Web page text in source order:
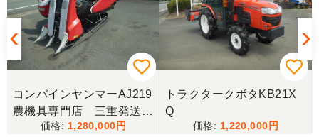
三重県／ユウスケ
購入から引き取りまでスムーズでした。ありがとう
ございました。
三重県／
当方の要望に対して、素早く対応していただき感謝
コンバインヤンマーAJ219
農機具専門店 三重発送整
備済み
1,280,000
トラクタークボタKB21X
Q
1,220,000